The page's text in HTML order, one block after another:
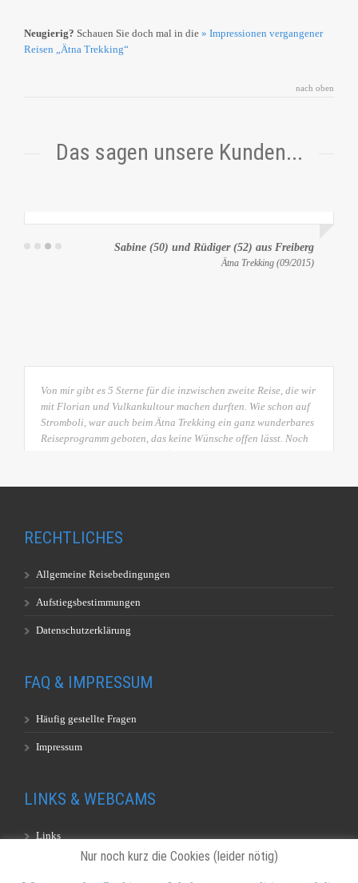
Neugierig? Schauen Sie doch mal in die » Impressionen vergangener
Reisen „Ätna Trekking“
nach oben
Das sagen unsere Kunden...
vergangene Woche! Auch die Rückfahrt einschließlich der
Einkehr im Airbräu hat perfekt geklappt. Inzwischen hat uns
RECHTLICHES
Allgemeine Reisebedingungen
Aufstiegsbestimmungen
Datenschutzerklärung
FAQ & IMPRESSUM
Häufig gestellte Fragen
Impressum
LINKS & WEBCAMS
Links
Nur noch kurz die Cookies (leider nötig)